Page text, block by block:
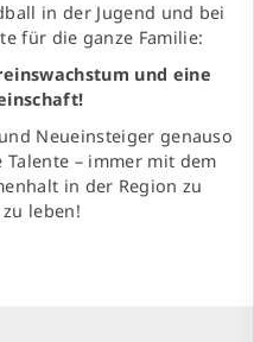
in der Jugend und bei
für die ganze Familie:
und eine
Neueinsteiger genauso
– immer mit dem
in der Region zu
leben!